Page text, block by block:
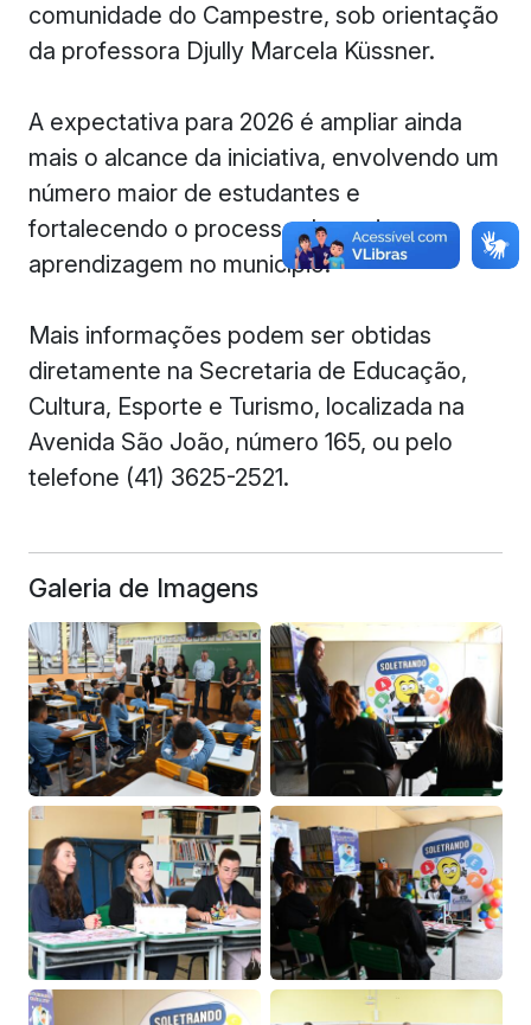
comunidade do Campestre, sob orientação
da professora Djully Marcela Küssner.
A expectativa para 2026 é ampliar ainda
mais o alcance da iniciativa, envolvendo um
número maior de estudantes e
fortalecendo o processo de ensino-
aprendizagem no município.
Mais informações podem ser obtidas
diretamente na Secretaria de Educação,
Cultura, Esporte e Turismo, localizada na
Avenida São João, número 165, ou pelo
telefone (41) 3625-2521.
Galeria de Imagens